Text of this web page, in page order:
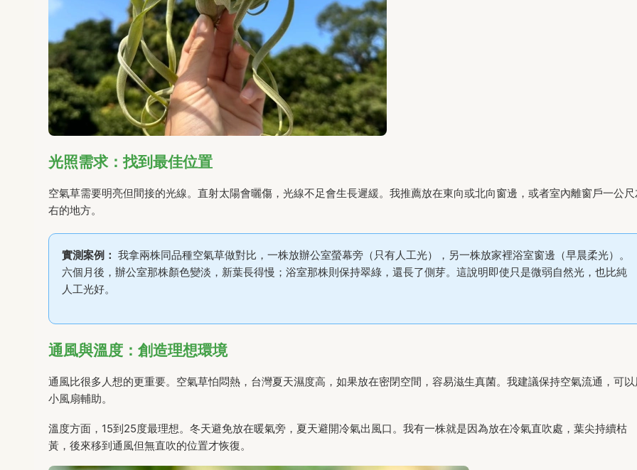
光照需求：找到最佳位置
空氣草需要明亮但間接的光線。直射太陽會曬傷，光線不足會生長遲緩。我推薦放在東向或北向窗邊，或者室內離窗戶一公
右的地方。
實測案例： 我拿兩株同品種空氣草做對比，一株放辦公室螢幕旁（只有人工光），另一株放家裡浴室窗邊（早晨柔光）。
六個月後，辦公室那株顏色變淡，新葉長得慢；浴室那株則保持翠綠，還長了側芽。這說明即使只是微弱自然光，也比純
人工光好。
通風與溫度：創造理想環境
通風比很多人想的更重要。空氣草怕悶熱，台灣夏天濕度高，如果放在密閉空間，容易滋生真菌。我建議保持空氣流通，可
小風扇輔助。
溫度方面，15到25度最理想。冬天避免放在暖氣旁，夏天避開冷氣出風口。我有一株就是因為放在冷氣直吹處，葉尖持續枯
黃，後來移到通風但無直吹的位置才恢復。